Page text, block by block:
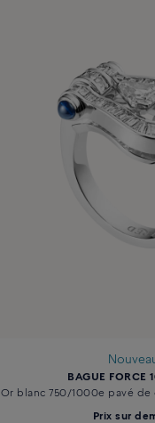
BAGUE FORCE
Or blanc 750/1000e pavé
Prix sur